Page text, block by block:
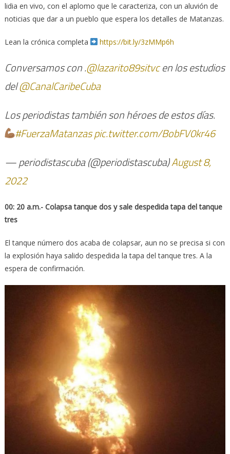
lidia en vivo, con el aplomo que le caracteriza, con un aluvión de
noticias que dar a un pueblo que espera los detalles de Matanzas.
Lean la crónica completa https://bit.ly/3zMMp6h
Conversamos con .@lazarito89sitvcen los estudios
del@CanalCaribeCuba
Los periodistas también son héroes de estos días.
#FuerzaMatanzaspic.twitter.com/BobFV0kr46
— periodistascuba (@periodistascuba)August 8,
2022
00: 20 a.m.- Colapsa tanque dos y sale despedida tapa del tanque
tres
El tanque número dos acaba de colapsar, aun no se precisa si con
la explosión haya salido despedida la tapa del tanque tres. A la
espera de confirmación.